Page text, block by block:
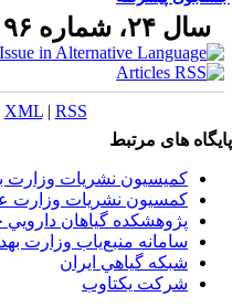
شماره ۹۶ - ( ۹-۱۴۰۴ )
|XML|RSS
های مرتبط
کمیسیون نشریات وزارت
کمسیون نشریات وزارت علوم
پژوهشكده گياهان دارويي
سامانه منبع‌ياب وزارت
شبكه گياهي ايران
شرکت یکتاوب